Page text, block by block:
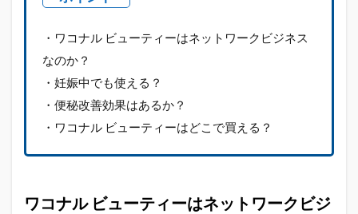
・ワコナル ビューティーはネットワークビジネス
なのか？
・妊娠中でも使える？
・便秘改善効果はあるか？
・ワコナル ビューティーはどこで買える？
ワコナル ビューティーはネットワークビジ